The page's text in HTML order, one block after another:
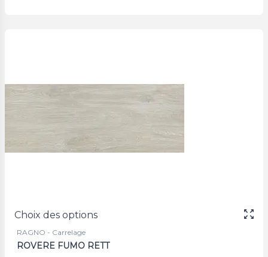
Choix des options
RAGNO - Carrelage
ROVERE FUMO RETT